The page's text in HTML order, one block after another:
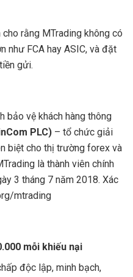
rằng MTrading không có
như FCA hay ASIC, và đặt
gửi.
bảo vệ khách hàng thông
PLC) – tổ chức giải
biệt cho thị trường forex và
là thành viên chính
3 tháng 7 năm 2018. Xác
mtrading
mỗi khiếu nại
độc lập, minh bạch,